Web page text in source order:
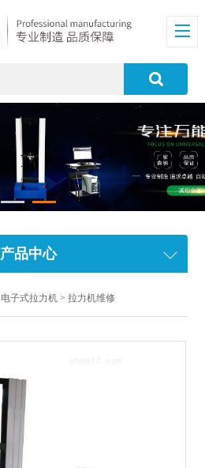
产品中心
电子式拉力机 > 拉力机维修